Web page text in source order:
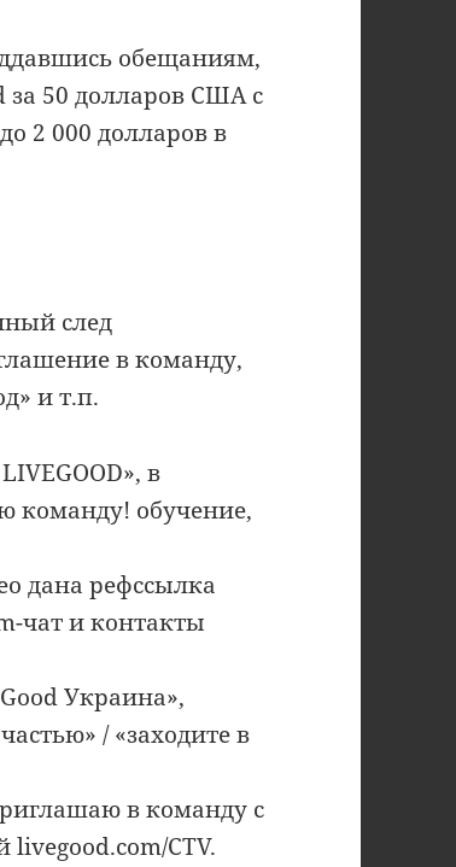
обещаниям,
50 долларов США с
2 000 долларов в
след
в команду,
и т.п.
в
команду! обучение,
дана рефссылка
чат и контакты
Украина»,
/ «заходите в
в команду с
CTV.